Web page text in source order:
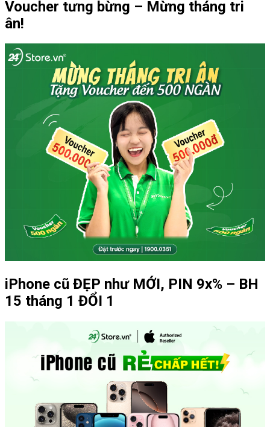
Voucher tưng bừng – Mừng tháng tri
ân!
iPhone cũ ĐẸP như MỚI, PIN 9x% – BH
15 tháng 1 ĐỔI 1